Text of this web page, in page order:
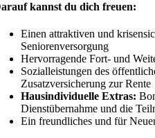
kannst du dich freuen:
Einen attraktiven und
Seniorenversorgung
Hervorragende Fort- und
Sozialleistungen des
Zusatzversicherung zur Rente
Hausindividuelle Extras:
Dienstübernahme und die
Ein freundliches und für